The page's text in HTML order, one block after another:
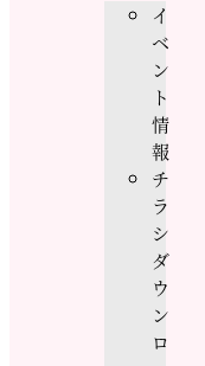
イ
ベ
ン
ト
情
報
チ
ラ
シ
ダ
ウ
ン
ロ